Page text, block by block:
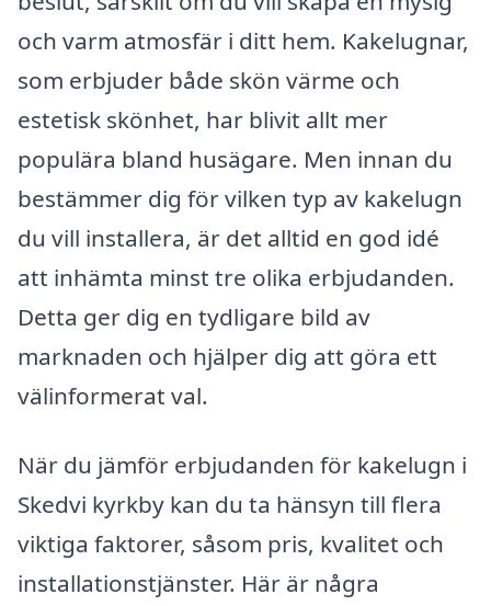
och varm atmosfär i ditt hem. Kakelugnar,
som erbjuder både skön värme och
estetisk skönhet, har blivit allt mer
populära bland husägare. Men innan du
bestämmer dig för vilken typ av kakelugn
du vill installera, är det alltid en god idé
att inhämta minst tre olika erbjudanden.
Detta ger dig en tydligare bild av
marknaden och hjälper dig att göra ett
välinformerat val.
När du jämför erbjudanden för kakelugn i
Skedvi kyrkby kan du ta hänsyn till flera
viktiga faktorer, såsom pris, kvalitet och
installationstjänster. Här är några